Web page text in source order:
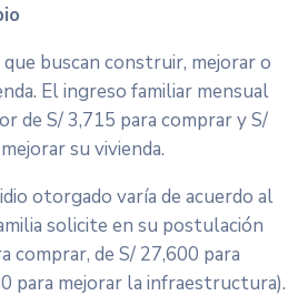
buscan construir, mejorar o
El ingreso familiar mensual
de S/ 3,715 para comprar y S/
su vivienda.
otorgado varía de acuerdo al
solicite en su postulación
comprar, de S/ 27,600 para
para mejorar la infraestructura).